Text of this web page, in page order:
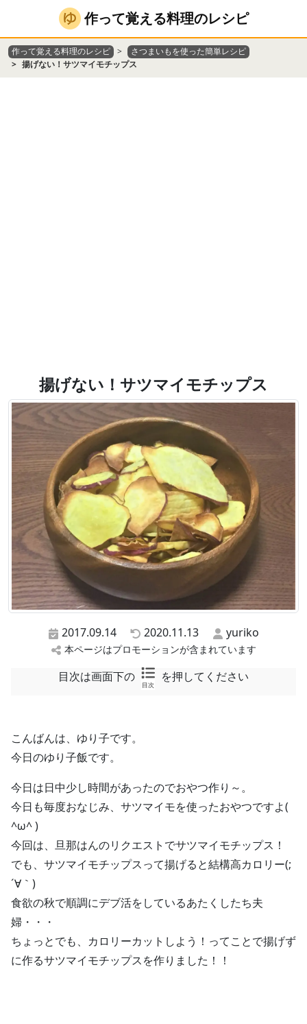
作って覚える料理のレシピ
作って覚える料理のレシピ
さつまいもを使った簡単レシピ
揚げない！サツマイモチップス
揚げない！サツマイモチップス
2017.09.14 2020.11.13 yuriko
本ページはプロモーションが含まれています
目次は画面下の
目次
を押してください
こんばんは、ゆり子です。
今日のゆり子飯です。
今日は日中少し時間があったのでおやつ作り～。
今日も毎度おなじみ、サツマイモを使ったおやつですよ(
^ω^ )
今回は、旦那はんのリクエストでサツマイモチップス！
でも、サツマイモチップスって揚げると結構高カロリー(;
´∀｀)
食欲の秋で順調にデブ活をしているあたくしたち夫
婦・・・
ちょっとでも、カロリーカットしよう！ってことで揚げず
に作るサツマイモチップスを作りました！！